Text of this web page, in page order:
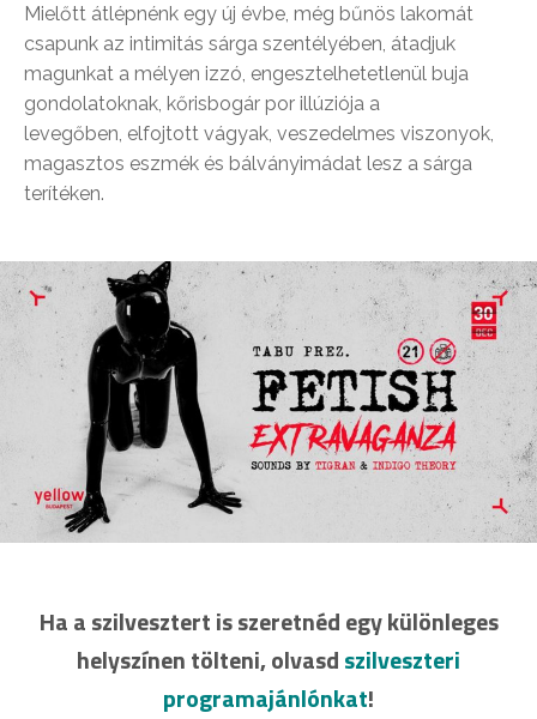
Mielőtt átlépnénk egy új évbe, még bűnös lakomát
csapunk az intimitás sárga szentélyében, átadjuk
magunkat a mélyen izzó, engesztelhetetlenül buja
gondolatoknak, kőrisbogár por illúziója a
levegőben, elfojtott vágyak, veszedelmes viszonyok,
magasztos eszmék és bálványimádat lesz a sárga
terítéken.
Ha a szilvesztert is szeretnéd egy különleges
helyszínen tölteni, olvasdszilveszteri
programajánlónkat!